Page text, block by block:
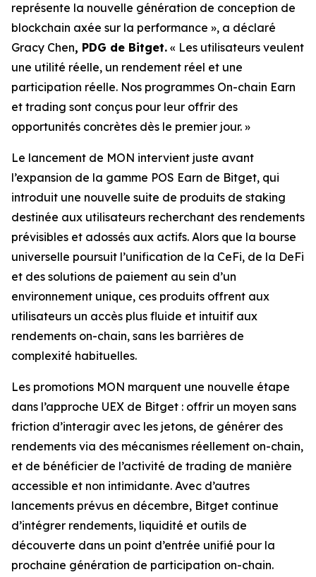
représente la nouvelle génération de conception de
blockchain axée sur la performance », a déclaré
Gracy Chen, PDG de Bitget. « Les utilisateurs veulent
une utilité réelle, un rendement réel et une
participation réelle. Nos programmes On-chain Earn
et trading sont conçus pour leur offrir des
opportunités concrètes dès le premier jour. »
Le lancement de MON intervient juste avant
l’expansion de la gamme POS Earn de Bitget, qui
introduit une nouvelle suite de produits de staking
destinée aux utilisateurs recherchant des rendements
prévisibles et adossés aux actifs. Alors que la bourse
universelle poursuit l’unification de la CeFi, de la DeFi
et des solutions de paiement au sein d’un
environnement unique, ces produits offrent aux
utilisateurs un accès plus fluide et intuitif aux
rendements on-chain, sans les barrières de
complexité habituelles.
Les promotions MON marquent une nouvelle étape
dans l’approche UEX de Bitget : offrir un moyen sans
friction d’interagir avec les jetons, de générer des
rendements via des mécanismes réellement on-chain,
et de bénéficier de l’activité de trading de manière
accessible et non intimidante. Avec d’autres
lancements prévus en décembre, Bitget continue
d’intégrer rendements, liquidité et outils de
découverte dans un point d’entrée unifié pour la
prochaine génération de participation on-chain.